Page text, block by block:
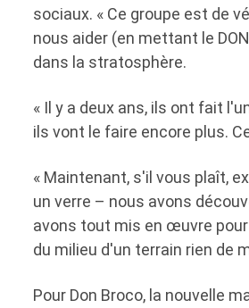
sociaux. « Ce groupe est de
nous aider (en mettant le
dans la stratosphère.
« Il y a deux ans, ils ont fait
ils vont le faire encore plus.
« Maintenant, s'il vous plaît,
un verre – nous avons
avons tout mis en œuvre
du milieu d'un terrain rien de
Pour Don Broco, la nouvelle